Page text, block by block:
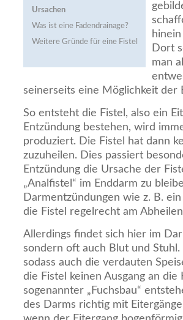
Ursachen
Was ist eine Fadendrainage?
Weitere Gründe für eine Fistel
Dort
man
seinerseits eine Möglichkeit der
So entsteht die Fistel, also ein
Entzündung bestehen, wird
produziert. Die Fistel hat dann
zuzuheilen. Dies passiert
Entzündung die Ursache der
„Analfistel“ im Enddarm zu
Darmentzündungen wie z. B.
die Fistel regelrecht am
Allerdings findet sich hier im
sondern oft auch Blut und
sodass auch die verdauten
die Fistel keinen Ausgang an
sogenannter „Fuchsbau“
des Darms richtig mit